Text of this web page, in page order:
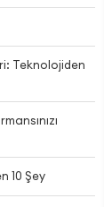
Teknolojiden
10 Şey